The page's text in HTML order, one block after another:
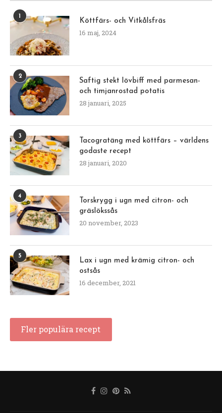
Köttfärs- och Vitkålsfräs
16 maj, 2024
2
Saftig stekt lövbiff med parmesan-
och timjanrostad potatis
28 januari, 2025
3
Tacogratäng med köttfärs – världens
godaste recept
28 januari, 2020
4
Torskrygg i ugn med citron- och
gräslökssås
20 november, 2023
5
Lax i ugn med krämig citron- och
ostsås
16 december, 2021
Fler populära recept